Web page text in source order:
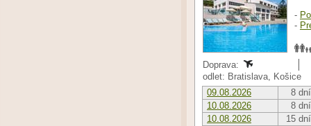
-
-
Doprava:
odlet: Bratislava, Košice
09.08.2026
8 dní
10.08.2026
8 dní
10.08.2026
15 dní